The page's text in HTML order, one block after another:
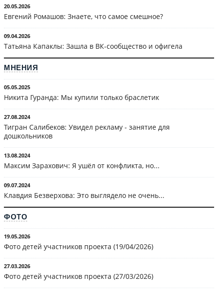
20.05.2026
Евгений Ромашов: Знаете, что самое смешное?
09.04.2026
Татьяна Капаклы: Зашла в ВК-сообщество и офигела
МНЕНИЯ
05.05.2025
Никита Гуранда: Мы купили только браслетик
27.08.2024
Тигран Салибеков: Увидел рекламу - занятие для
дошкольников
13.08.2024
Максим Зарахович: Я ушёл от конфликта, но...
09.07.2024
Клавдия Безверхова: Это выглядело не очень...
ФОТО
19.05.2026
Фото детей участников проекта (19/04/2026)
27.03.2026
Фото детей участников проекта (27/03/2026)